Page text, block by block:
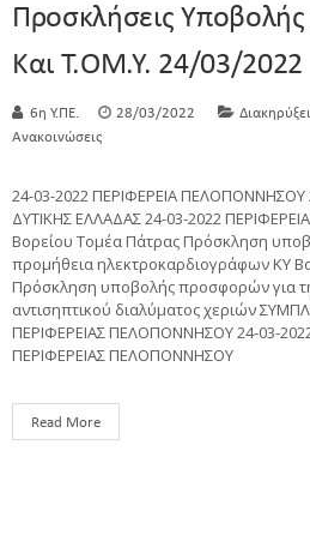
Προσκλήσεις
Και Τ.ΟΜ.Υ. 24/03/2022
6η Υ.ΠΕ. 28/03/2022
Ανακοινώσεις
24-03-2022 ΠΕΡΙΦΕΡΕΙΑ ΠΕΛΟΠΟΝΝΗΣΟΥ
ΔΥΤΙΚΗΣ ΕΛΛΑΔΑΣ 24-03-2022
Βορείου Τομέα Πάτρας Πρόσκληση
προμήθεια ηλεκτροκαρδιογράφων ΚΥ
Πρόσκληση υποβολής προσφορών για
αντισηπτικού διαλύματος χεριών
ΠΕΡΙΦΕΡΕΙΑΣ ΠΕΛΟΠΟΝΝΗΣΟΥ 24-03-
ΠΕΡΙΦΕΡΕΙΑΣ ΠΕΛΟΠΟΝΝΗΣΟΥ
Read More